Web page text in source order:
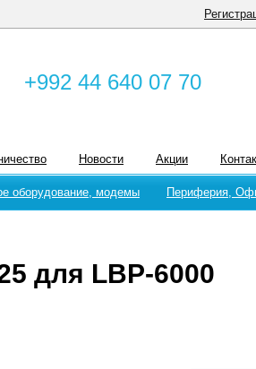
+992 44 640 07 70
Новости Акции
оборудование, модемы Периферия,
для LBP-6000